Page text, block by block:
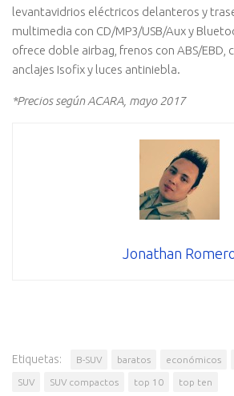
levantavidrios eléctricos delanteros y
multimedia con CD/MP3/USB/Aux y
ofrece doble airbag, frenos con ABS/EBD,
anclajes Isofix y luces antiniebla.
*Precios según ACARA, mayo 2017
Jonathan
Etiquetas: B-SUV baratos económicos
SUV SUV compactos top 10 top ten